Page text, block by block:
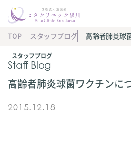
スタッフブログ
Staff Blog
TOP スタッフブログ 高齢者肺炎球
高齢者肺炎球菌ワクチンに
2015.12.18